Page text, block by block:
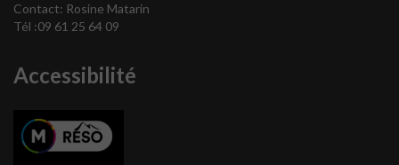
Contact: Rosine Matarin
Tél :09 61 25 64 09
Accessibilité